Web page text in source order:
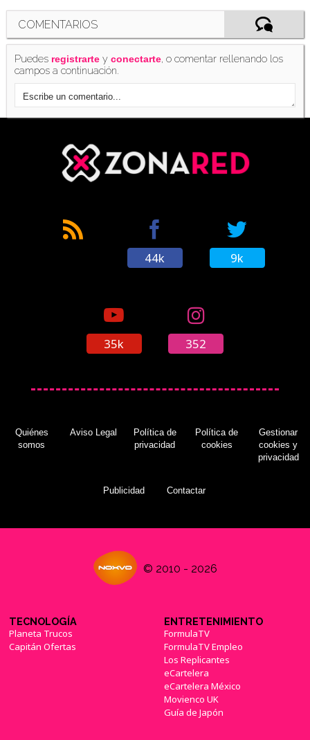
COMENTARIOS
Puedes registrarte yconectarte, o comentar rellenando los
campos a continuación.
44k 9k
35k 352
Quiénes
somos
Aviso Legal
Política de
privacidad
Política de
cookies
Gestionar
cookies y
privacidad
Publicidad Contactar
© 2010 - 2026
TECNOLOGÍA
Planeta Trucos
Capitán Ofertas
ENTRETENIMIENTO
FormulaTV
FormulaTV Empleo
Los Replicantes
eCartelera
eCartelera México
Movienco UK
Guía de Japón